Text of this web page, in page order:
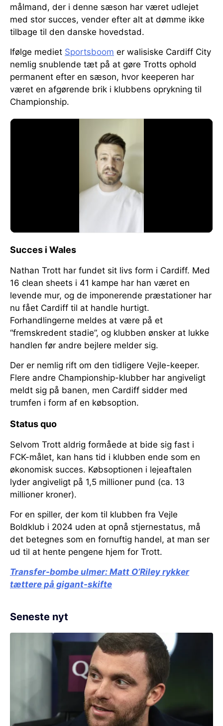
målmand, der i denne sæson har været udlejet
med stor succes, vender efter alt at dømme ikke
tilbage til den danske hovedstad.
Ifølge mediet Sportsboom er walisiske Cardiff City
nemlig snublende tæt på at gøre Trotts ophold
permanent efter en sæson, hvor keeperen har
været en afgørende brik i klubbens oprykning til
Championship.
Succes i Wales
Nathan Trott har fundet sit livs form i Cardiff. Med
16 clean sheets i 41 kampe har han været en
levende mur, og de imponerende præstationer har
nu fået Cardiff til at handle hurtigt.
Forhandlingerne meldes at være på et
“fremskredent stadie”, og klubben ønsker at lukke
handlen før andre bejlere melder sig.
Der er nemlig rift om den tidligere Vejle-keeper.
Flere andre Championship-klubber har angiveligt
meldt sig på banen, men Cardiff sidder med
trumfen i form af en købsoption.
Status quo
Selvom Trott aldrig formåede at bide sig fast i
FCK-målet, kan hans tid i klubben ende som en
økonomisk succes. Købsoptionen i lejeaftalen
lyder angiveligt på 1,5 millioner pund (ca. 13
millioner kroner).
For en spiller, der kom til klubben fra Vejle
Boldklub i 2024 uden at opnå stjernestatus, må
det betegnes som en fornuftig handel, at man ser
ud til at hente pengene hjem for Trott.
Transfer-bombe ulmer: Matt O’Riley rykker
tættere på gigant-skifte
Seneste nyt